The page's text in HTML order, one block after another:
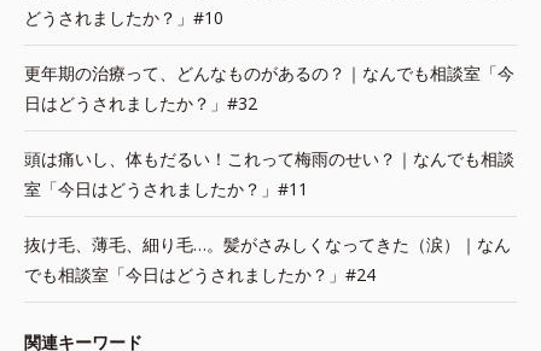
どうされましたか？」#10
更年期の治療って、どんなものがあるの？｜なんでも相談室「今
日はどうされましたか？」#32
頭は痛いし、体もだるい！これって梅雨のせい？｜なんでも相談
室「今日はどうされましたか？」#11
抜け毛、薄毛、細り毛…。髪がさみしくなってきた（涙）｜なん
でも相談室「今日はどうされましたか？」#24
関連キーワード